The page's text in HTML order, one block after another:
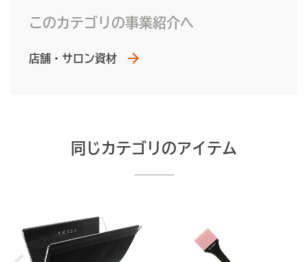
このカテゴリの事業紹介へ
店舗・サロン資材
同じカテゴリのアイテム